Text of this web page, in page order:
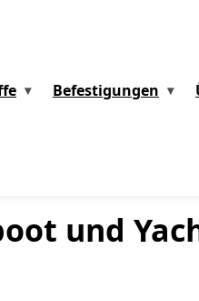
Befestigungen
und